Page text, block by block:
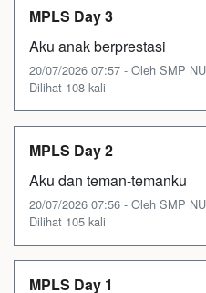
MPLS Day 3
Aku anak berprestasi
20/07/2026 07:57 - Oleh SMP
Dilihat 108 kali
MPLS Day 2
Aku dan teman-temanku
20/07/2026 07:56 - Oleh SMP
Dilihat 105 kali
MPLS Day 1